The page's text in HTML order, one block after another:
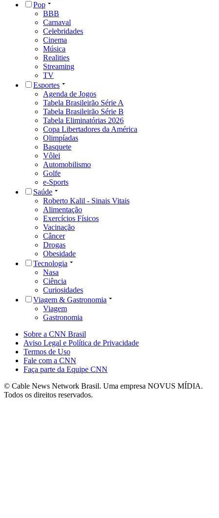
Pop
BBB
Carnaval
Celebridades
Cinema
Música
Realities
Streaming
TV
Esportes
Agenda de Jogos
Tabela Brasileirão Série A
Tabela Brasileirão Série B
Tabela Eliminatórias 2026
Copa Libertadores da América
Olimpíadas
Basquete
Vôlei
Automobilismo
Golfe
e-Sports
Saúde
Roberto Kalil - Sinais Vitais
Alimentação
Exercícios Físicos
Vacinação
Câncer
Drogas
Obesidade
Tecnologia
Nasa
Ciência
Curiosidades
Viagem & Gastronomia
Viagem
Gastronomia
Sobre a CNN Brasil
Aviso Legal e Política de Privacidade
Termos de Uso
Fale com a CNN
Faça parte da Equipe CNN
© Cable News Network Brasil. Uma empresa NOVUS MÍDIA.
Todos os direitos reservados.